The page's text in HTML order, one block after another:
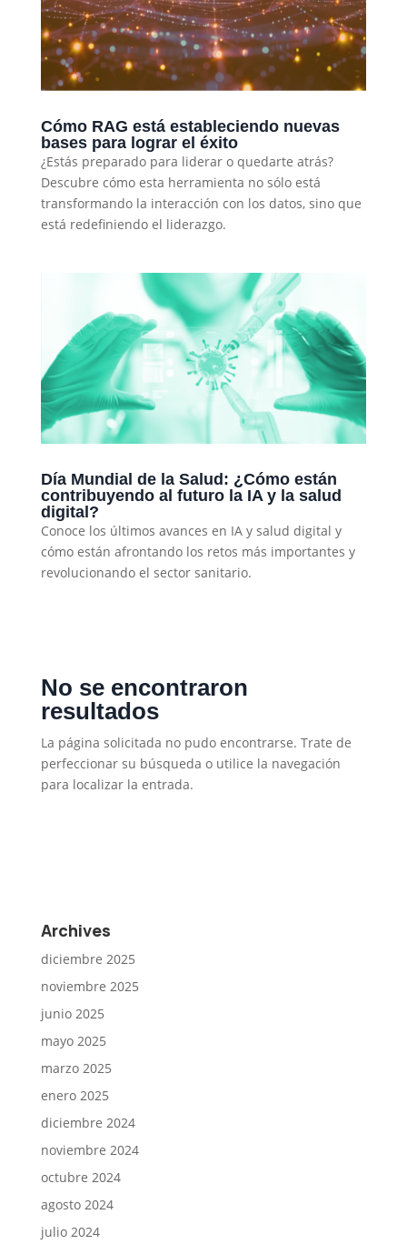
Cómo RAG está estableciendo nuevas
bases para lograr el éxito
¿Estás preparado para liderar o quedarte atrás?
Descubre cómo esta herramienta no sólo está
transformando la interacción con los datos, sino que
está redefiniendo el liderazgo.
Día Mundial de la Salud: ¿Cómo están
contribuyendo al futuro la IA y la salud
digital?
Conoce los últimos avances en IA y salud digital y
cómo están afrontando los retos más importantes y
revolucionando el sector sanitario.
No se encontraron
resultados
La página solicitada no pudo encontrarse. Trate de
perfeccionar su búsqueda o utilice la navegación
para localizar la entrada.
Archives
diciembre 2025
noviembre 2025
junio 2025
mayo 2025
marzo 2025
enero 2025
diciembre 2024
noviembre 2024
octubre 2024
agosto 2024
julio 2024